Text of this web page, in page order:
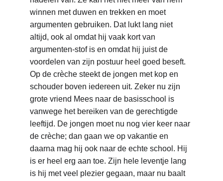
winnen met duwen en trekken en moet
argumenten gebruiken. Dat lukt lang niet
altijd, ook al omdat hij vaak kort van
argumenten-stof is en omdat hij juist de
voordelen van zijn postuur heel goed beseft.
Op de crèche steekt de jongen met kop en
schouder boven iedereen uit. Zeker nu zijn
grote vriend Mees naar de basisschool is
vanwege het bereiken van de gerechtigde
leeftijd. De jongen moet nu nog vier keer naar
de crèche; dan gaan we op vakantie en
daarna mag hij ook naar de echte school. Hij
is er heel erg aan toe. Zijn hele leventje lang
is hij met veel plezier gegaan, maar nu baalt